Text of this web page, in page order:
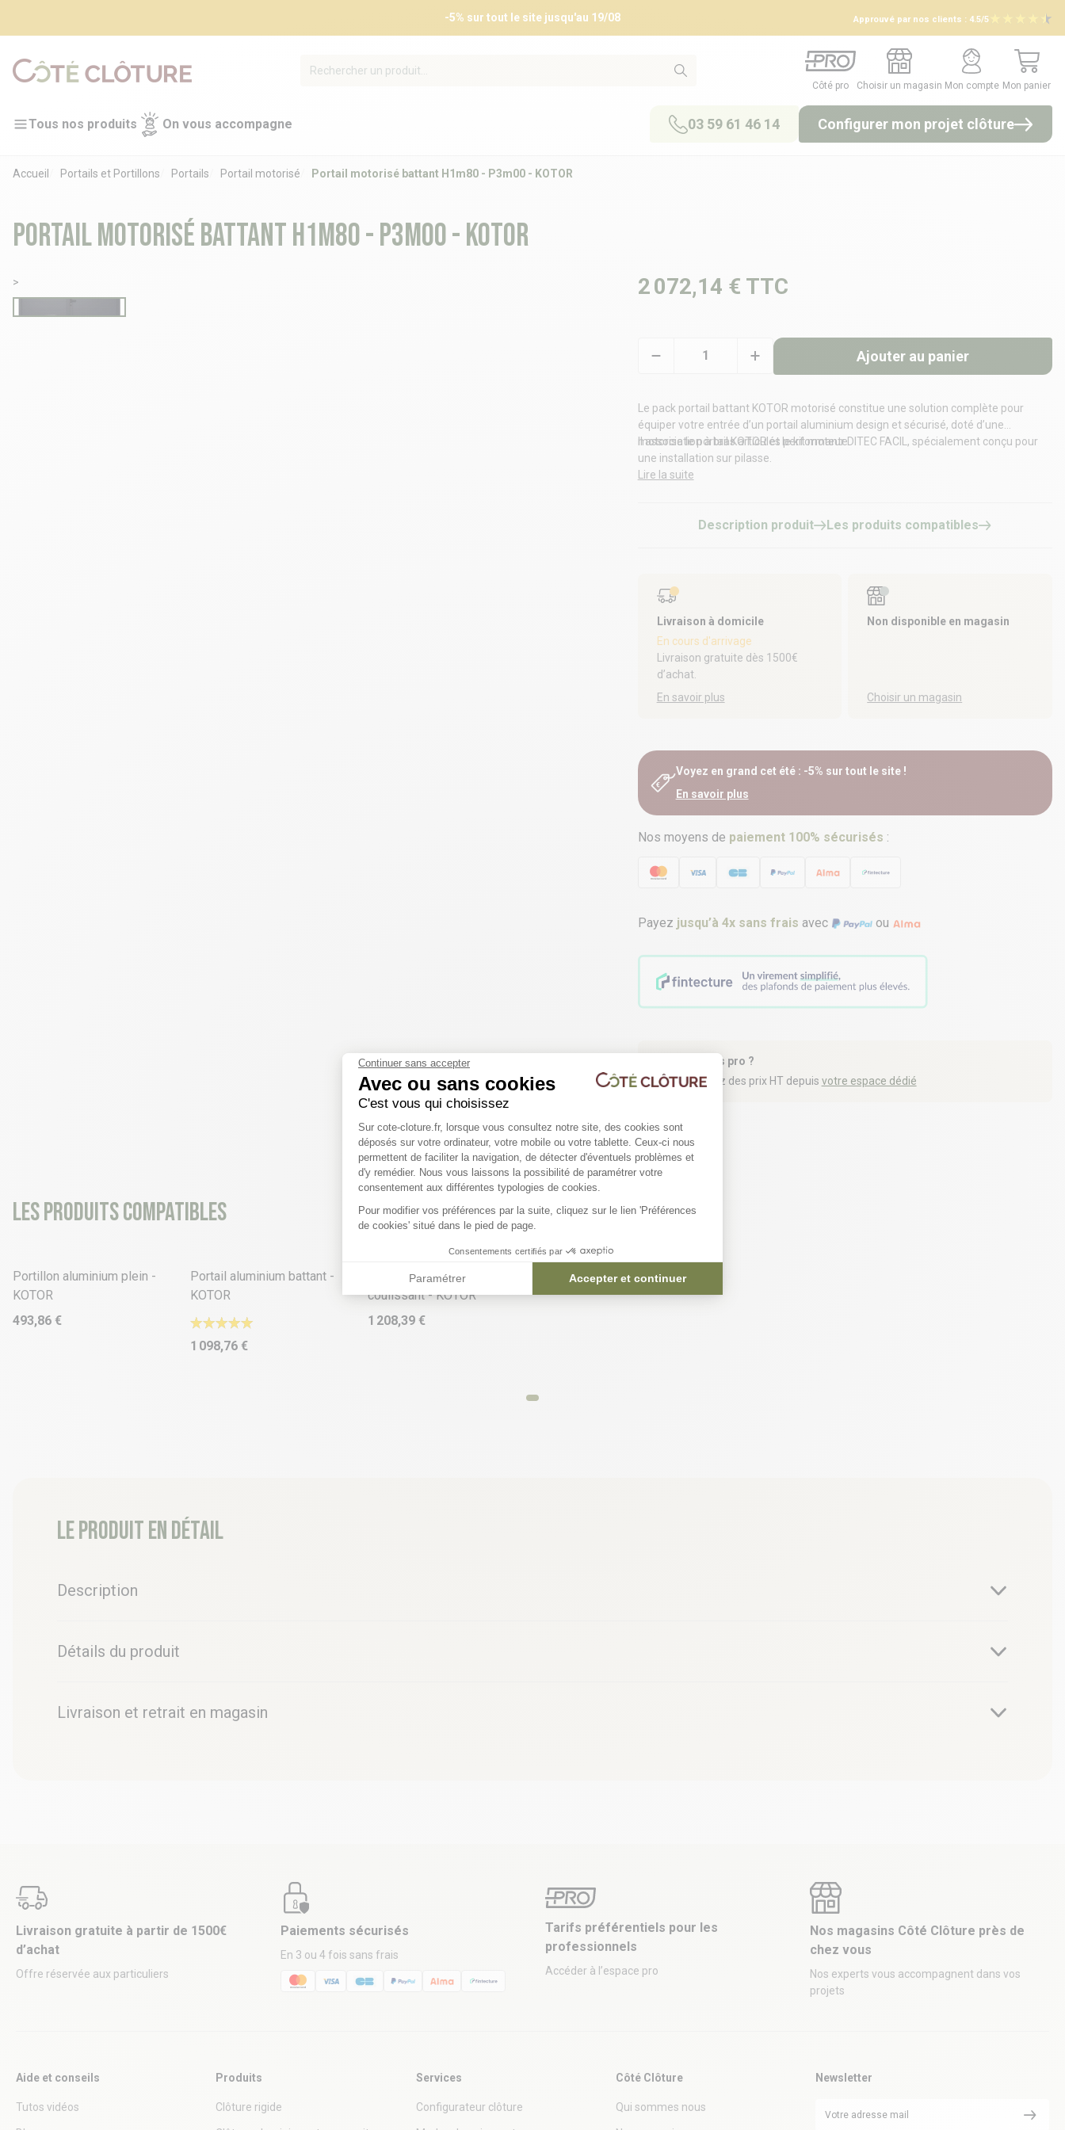
Bon plan retrait magasin : –5% avec RETRAIT5 Approuvé par nos clients : 4.5/5
Côté pro
Côté pro
Choisir un magasin
Choisir un magasin
Mon compte
Mon compte
Mon panier
Mon panier
Tous nos produits On vous accompagne 03 59 61 46 14 Configurer mon projet clôture
Accueil Portails et Portillons Portails Portail motorisé Portail motorisé battant H1m80 - P3m00 - KOTOR
Portail motorisé battant H1m80 - P3m00 - KOTOR
> 2 072,14 € TTC
Ajouter au panier
Le pack portail battant KOTOR motorisé constitue une solution complète pour
équiper votre entrée d’un portail aluminium design et sécurisé, doté d’une
motorisation à bras articulés performante.
Il associe le portail KOTOR et le kit moteur DITEC FACIL, spécialement conçu pour
une installation sur pilasse.
Lire la suite
Description produit Les produits compatibles
Livraison à domicile
En cours d'arrivage
Livraison gratuite dès 1500€
d’achat.
En savoir plus
Non disponible en magasin
Choisir un magasin
Voyez en grand cet été : -5% sur tout le site !
En savoir plus
Nos moyens de paiement 100% sécurisés :
Payez jusqu’à 4x sans frais avec ou
Vous êtes pro ?
Bénéficiez des prix HT depuis votre espace dédié
Les produits compatibles
Portillon aluminium plein -
KOTOR
493,86 €
Portail aluminium battant -
KOTOR
1 098,76 €
Portail aluminium
coulissant - KOTOR
1 208,39 €
Le produit en détail
Description
Détails du produit
Livraison et retrait en magasin
Livraison gratuite à partir de 1500€
d’achat
Offre réservée aux particuliers
Paiements sécurisés
En 3 ou 4 fois sans frais
Tarifs préférentiels pour les
professionnels
Accéder à l’espace pro
Nos magasins Côté Clôture près de
chez vous
Nos experts vous accompagnent dans vos
projets
Aide et conseils
Tutos vidéos
Produits
Clôture rigide
Services
Configurateur clôture
Côté Clôture
Qui sommes nous
Newsletter
Continuer sans accepter
Avec ou sans cookies
C'est vous qui choisissez
Plateforme de Gestion du Consentement : Personnalisez vos Options
Sur cote-cloture.fr, lorsque vous consultez notre site, des cookies sont
déposés sur votre ordinateur, votre mobile ou votre tablette. Ceux-ci nous
permettent de faciliter la navigation, de détecter d'éventuels problèmes et
d'y remédier. Nous vous laissons la possibilité de paramétrer votre
consentement aux différentes typologies de cookies.
Pour modifier vos préférences par la suite, cliquez sur le lien 'Préférences
de cookies' situé dans le pied de page.
Consentements certifiés par
Paramétrer Accepter et continuer
Axeptio consent